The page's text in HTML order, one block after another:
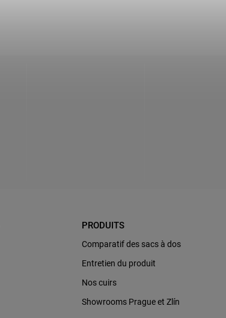
PRODUITS
Comparatif des sacs à dos
Entretien du produit
Nos cuirs
Showrooms Prague et Zlín